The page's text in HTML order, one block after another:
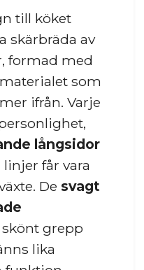
till köket
skärbräda av
formad med
som
ifrån. Varje
långsidor
får vara
De svagt
grepp
lika